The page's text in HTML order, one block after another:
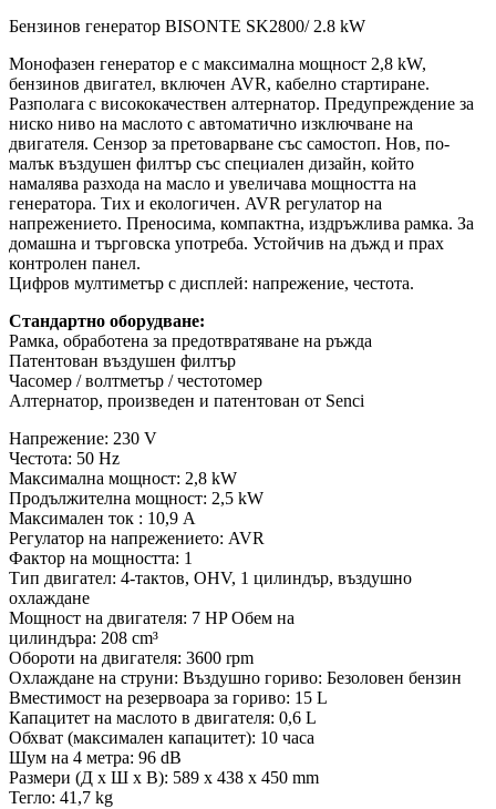
Бензинов генератор BISONTE SK2800/ 2.8 kW
Монофазен генератор е с максимална мощност 2,8 kW,
бензинов двигател, включен AVR, кабелно стартиране.
Разполага с висококачествен алтернатор. Предупреждение за
ниско ниво на маслото с автоматично изключване на
двигателя. Сензор за претоварване със самостоп. Нов, по-
малък въздушен филтър със специален дизайн, който
намалява разхода на масло и увеличава мощността на
генератора. Тих и екологичен. AVR регулатор на
напрежението. Преносима, компактна, издръжлива рамка. За
домашна и търговска употреба. Устойчив на дъжд и прах
контролен панел.
Цифров мултиметър с дисплей: напрежение, честота.
Стандартно оборудване:
Рамка, обработена за предотвратяване на ръжда
Патентован въздушен филтър
Часомер / волтметър / честотомер
Алтернатор, произведен и патентован от Senci
Напрежение: 230 V
Честота: 50 Hz
Максимална мощност: 2,8 kW
Продължителна мощност: 2,5 kW
Максимален ток : 10,9 A
Регулатор на напрежението: AVR
Фактор на мощността: 1
Тип двигател: 4-тактов, OHV, 1 цилиндър, въздушно
охлаждане
Мощност на двигателя: 7 HP Обем на
цилиндъра: 208 cm³
Обороти на двигателя: 3600 rpm
Охлаждане на струни: Въздушно гориво: Безоловен бензин
Вместимост на резервоара за гориво: 15 L
Капацитет на маслото в двигателя: 0,6 L
Обхват (максимален капацитет): 10 часа
Шум на 4 метра: 96 dB
Размери (Д x Ш x В): 589 x 438 x 450 mm
Тегло: 41,7 kg